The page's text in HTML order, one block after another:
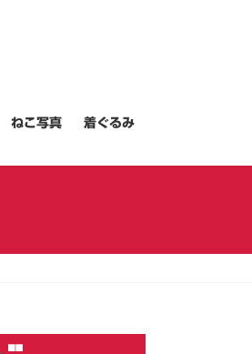
ねこ写真 着ぐるみ